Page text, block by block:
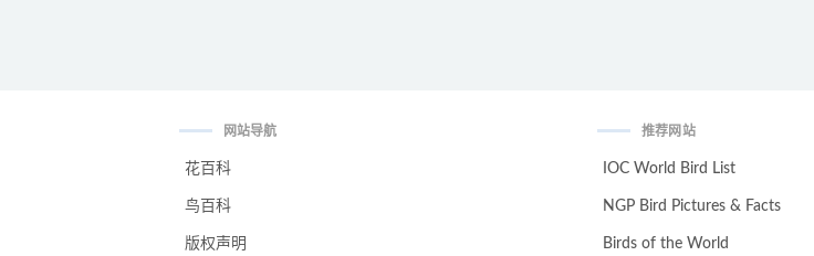
网站导航
花百科
鸟百科
版权声明
推荐网站
IOC World Bird List
NGP Bird Pictures & Facts
Birds of the World